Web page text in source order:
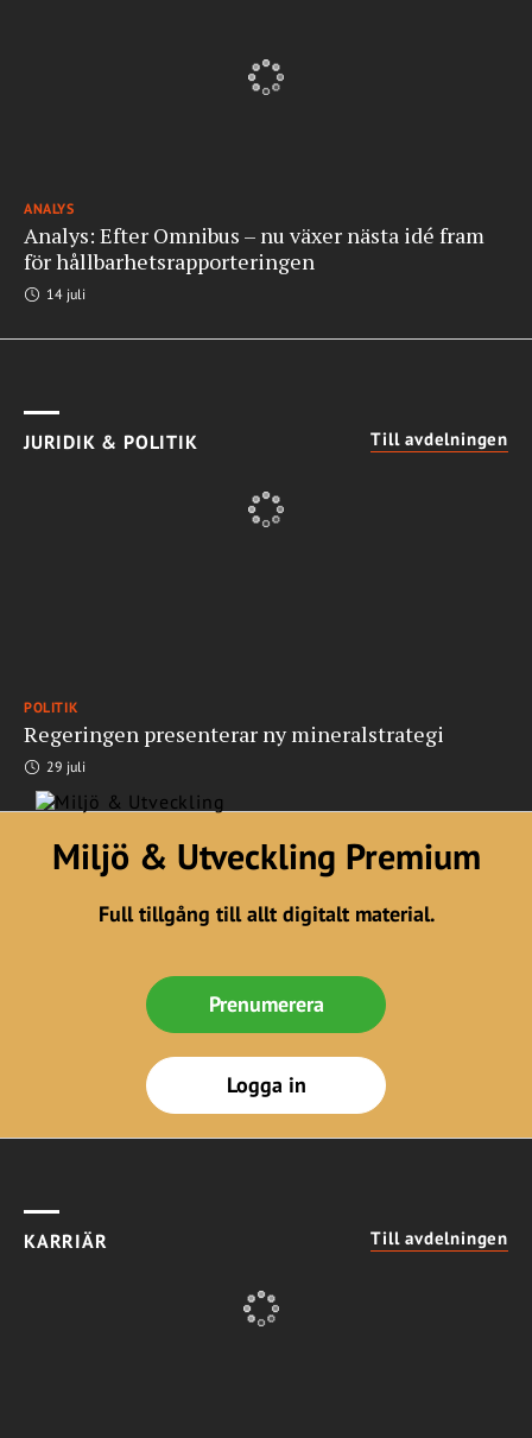
ANALYS
Analys: Efter Omnibus – nu växer nästa idé fram
för hållbarhetsrapporteringen
14 juli
JURIDIK & POLITIK Till avdelningen
POLITIK
Regeringen presenterar ny mineralstrategi
29 juli
Miljö & Utveckling Premium
Full tillgång till allt digitalt material.
Prenumerera
Logga in
KARRIÄR Till avdelningen